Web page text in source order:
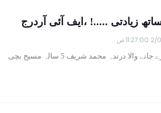
زیادتی .....! ،ایف آئی آردرج
ص
گلیل آباد میں رنگے ھاتھوں پکڑے جانے والا درندہ محمد شریف 5 سالہ مسیح بچی